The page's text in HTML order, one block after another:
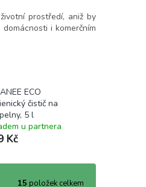
prostředí, aniž by
i komerčním
ECO
čistič na
5 l
u partnera
Kč
15 položek celkem